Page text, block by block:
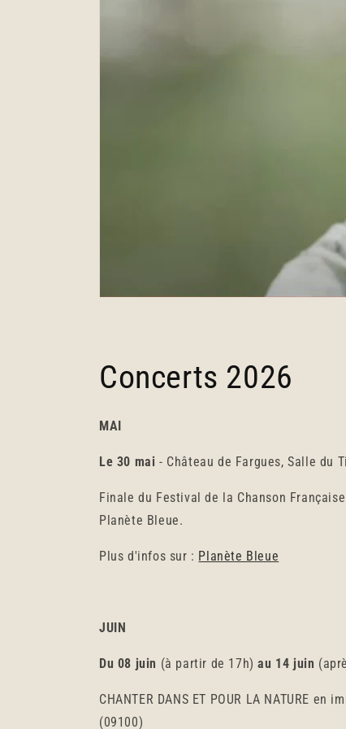
Concerts 2026
MAI
Le 30 mai - Château de Fargues, Salle du
Finale du Festival de la Chanson
Planète Bleue.
Plus d'infos sur : Planète Bleue
JUIN
Du 08 juin (à partir de 17h)au 14 juin
CHANTER DANS ET POUR LA NATURE
(09100)